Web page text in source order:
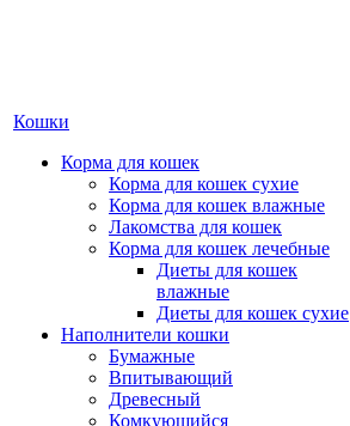
Кошки
Корма для кошек
Корма для кошек сухие
Корма для кошек влажные
Лакомства для кошек
Корма для кошек лечебные
Диеты для кошек
влажные
Диеты для кошек сухие
Наполнители кошки
Бумажные
Впитывающий
Древесный
Комкующийся